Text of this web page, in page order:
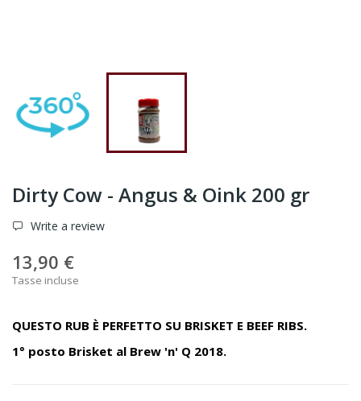
Dirty Cow - Angus & Oink 200 gr
Write a review
13,90 €
Tasse incluse
QUESTO RUB È PERFETTO SU BRISKET E BEEF RIBS.
1° posto Brisket al Brew 'n' Q 2018.